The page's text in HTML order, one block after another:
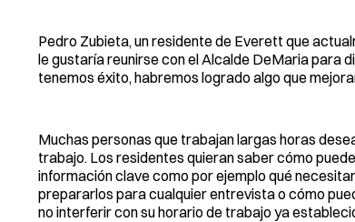
Pedro Zubieta, un residente de Everett que
le gustaría reunirse con el Alcalde DeMaria para
tenemos éxito, habremos logrado algo que
Muchas personas que trabajan largas horas
trabajo. Los residentes quieran saber cómo
información clave como por ejemplo qué
prepararlos para cualquier entrevista o cómo
no interferir con su horario de trabajo ya